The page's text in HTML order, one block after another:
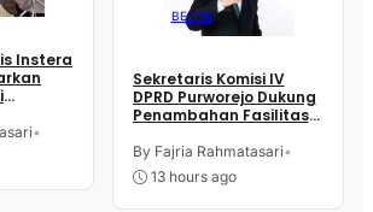
Instera
buat
•
BERITA
Sekretaris Komisi IV
DPRD Purworejo Dukung
Penambahan Fasilitas
Tjitrowardojo
By Fajria Rahmatasari•
13 hours ago